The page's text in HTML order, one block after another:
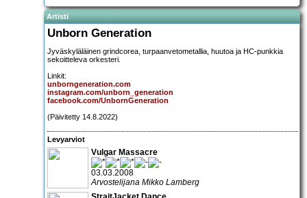
Artisti
Unborn Generation
Jyväskyläläinen grindcorea, turpaanvetometallia, huutoa ja HC-punkkia
sekoitteleva orkesteri.
Linkit:
unborngeneration.com
instagram.com/unborn_generation
facebook.com/UnbornGeneration
(Päivitetty 14.8.2022)
Levyarviot
Vulgar Massacre
03.03.2008
Arvostelijana Mikko Lamberg